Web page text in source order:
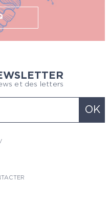
et des letters